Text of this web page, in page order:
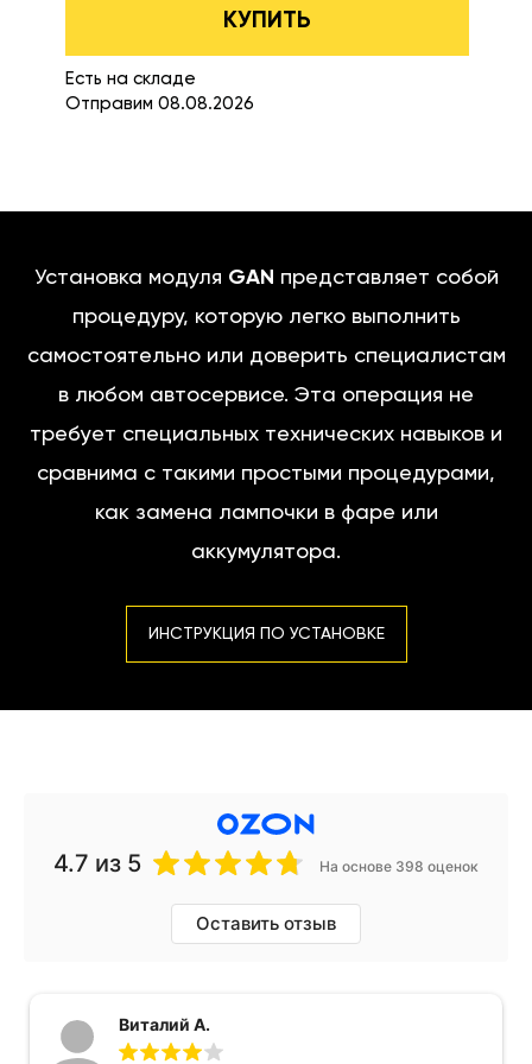
КУПИТЬ
Есть на складе
Отправим 08.08.2026
Установка модуля GAN представляет собой
процедуру, которую легко выполнить
самостоятельно или доверить специалистам
в любом автосервисе. Эта операция не
требует специальных технических навыков и
сравнима с такими простыми процедурами,
как замена лампочки в фаре или
аккумулятора.
ИНСТРУКЦИЯ ПО УСТАНОВКЕ
4.7 из 5 На основе 398 оценок
Оставить отзыв
Виталий А.